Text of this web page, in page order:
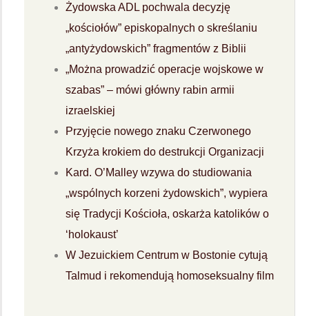
Żydowska ADL pochwala decyzję
„kościołów” episkopalnych o skreślaniu
„antyżydowskich” fragmentów z Biblii
„Można prowadzić operacje wojskowe w
szabas” – mówi główny rabin armii
izraelskiej
Przyjęcie nowego znaku Czerwonego
Krzyża krokiem do destrukcji Organizacji
Kard. O’Malley wzywa do studiowania
„wspólnych korzeni żydowskich”, wypiera
się Tradycji Kościoła, oskarża katolików o
‘holokaust’
W Jezuickiem Centrum w Bostonie cytują
Talmud i rekomendują homoseksualny film